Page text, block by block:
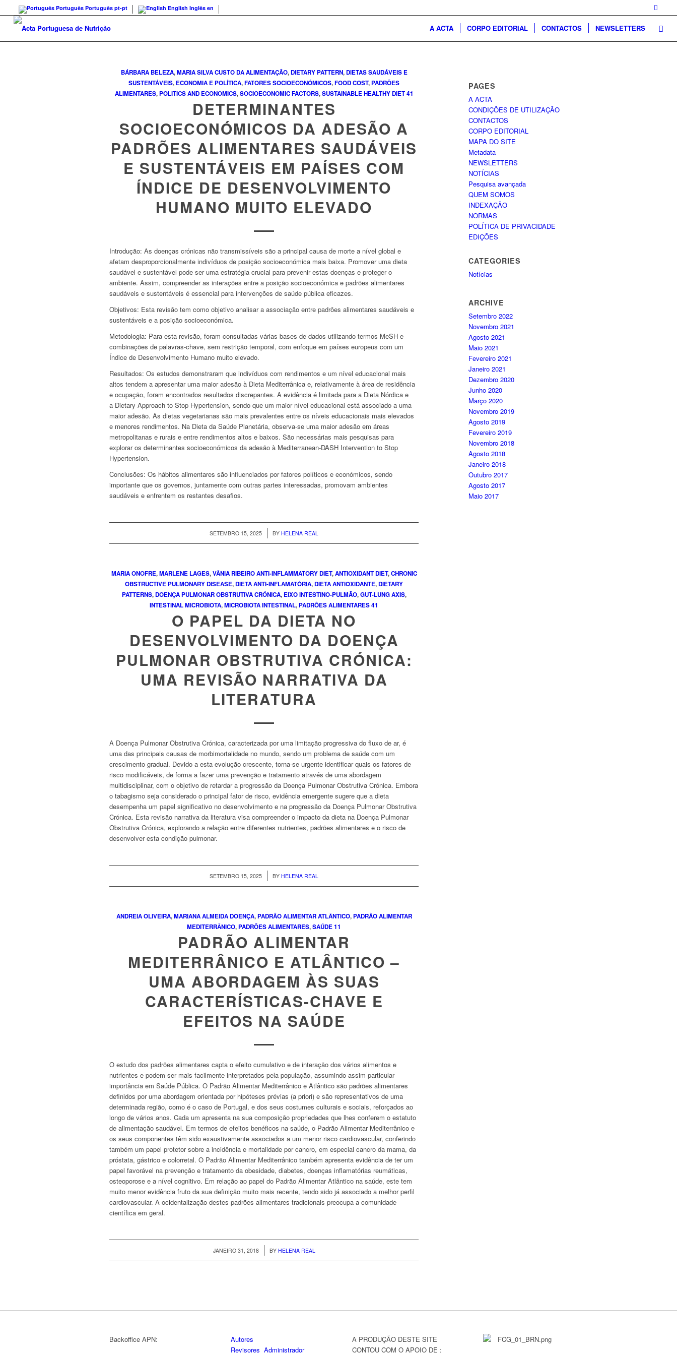
Português Português pt-pt English Inglês en
A ACTA CORPO EDITORIAL CONTACTOS NEWSLETTERS
BÁRBARA BELEZA,MARIA SILVACUSTO DA ALIMENTAÇÃO,DIETARY PATTERN,DIETAS SAUDÁVEIS E
SUSTENTÁVEIS, ECONOMIA E POLÍTICA,FATORES SOCIOECONÓMICOS,FOOD COST,PADRÕES
ALIMENTARES,POLITICS AND ECONOMICS,SOCIOECONOMIC FACTORS,SUSTAINABLE HEALTHY DIET41
DETERMINANTES
SOCIOECONÓMICOS DA ADESÃO A
PADRÕES ALIMENTARES SAUDÁVEIS
E SUSTENTÁVEIS EM PAÍSES COM
ÍNDICE DE DESENVOLVIMENTO
HUMANO MUITO ELEVADO
Introdução: As doenças crónicas não transmissíveis são a principal causa de morte a nível global e
afetam desproporcionalmente indivíduos de posição socioeconómica mais baixa. Promover uma dieta
saudável e sustentável pode ser uma estratégia crucial para prevenir estas doenças e proteger o
ambiente. Assim, compreender as interações entre a posição socioeconómica e padrões alimentares
saudáveis e sustentáveis é essencial para intervenções de saúde pública eficazes.
Objetivos: Esta revisão tem como objetivo analisar a associação entre padrões alimentares saudáveis e
sustentáveis e a posição socioeconómica.
Metodologia: Para esta revisão, foram consultadas várias bases de dados utilizando termos MeSH e
combinações de palavras-chave, sem restrição temporal, com enfoque em países europeus com um
Índice de Desenvolvimento Humano muito elevado.
Resultados: Os estudos demonstraram que indivíduos com rendimentos e um nível educacional mais
altos tendem a apresentar uma maior adesão à Dieta Mediterrânica e, relativamente à área de residência
e ocupação, foram encontrados resultados discrepantes. A evidência é limitada para a Dieta Nórdica e
a Dietary Approach to Stop Hypertension, sendo que um maior nível educacional está associado a uma
maior adesão. As dietas vegetarianas são mais prevalentes entre os níveis educacionais mais elevados
e menores rendimentos. Na Dieta da Saúde Planetária, observa-se uma maior adesão em áreas
metropolitanas e rurais e entre rendimentos altos e baixos. São necessárias mais pesquisas para
explorar os determinantes socioeconómicos da adesão à Mediterranean-DASH Intervention to Stop
Hypertension.
Conclusões: Os hábitos alimentares são influenciados por fatores políticos e económicos, sendo
importante que os governos, juntamente com outras partes interessadas, promovam ambientes
saudáveis e enfrentem os restantes desafios.
SETEMBRO 15, 2025
/ BYHELENA REAL
MARIA ONOFRE,MARLENE LAGES,VÂNIA RIBEIROANTI-INFLAMMATORY DIET,ANTIOXIDANT DIET,CHRONIC
OBSTRUCTIVE PULMONARY DISEASE,DIETA ANTI-INFLAMATÓRIA,DIETA ANTIOXIDANTE,DIETARY
PATTERNS,DOENÇA PULMONAR OBSTRUTIVA CRÓNICA, EIXO INTESTINO-PULMÃO,GUT-LUNG AXIS,
INTESTINAL MICROBIOTA,MICROBIOTA INTESTINAL,PADRÕES ALIMENTARES41
O PAPEL DA DIETA NO
DESENVOLVIMENTO DA DOENÇA
PULMONAR OBSTRUTIVA CRÓNICA:
UMA REVISÃO NARRATIVA DA
LITERATURA
A Doença Pulmonar Obstrutiva Crónica, caracterizada por uma limitação progressiva do fluxo de ar, é
uma das principais causas de morbimortalidade no mundo, sendo um problema de saúde com um
crescimento gradual. Devido a esta evolução crescente, torna-se urgente identificar quais os fatores de
risco modificáveis, de forma a fazer uma prevenção e tratamento através de uma abordagem
multidisciplinar, com o objetivo de retardar a progressão da Doença Pulmonar Obstrutiva Crónica. Embora
o tabagismo seja considerado o principal fator de risco, evidência emergente sugere que a dieta
desempenha um papel significativo no desenvolvimento e na progressão da Doença Pulmonar Obstrutiva
Crónica. Esta revisão narrativa da literatura visa compreender o impacto da dieta na Doença Pulmonar
Obstrutiva Crónica, explorando a relação entre diferentes nutrientes, padrões alimentares e o risco de
desenvolver esta condição pulmonar.
SETEMBRO 15, 2025
/ BYHELENA REAL
ANDREIA OLIVEIRA,MARIANA ALMEIDADOENÇA,PADRÃO ALIMENTAR ATLÂNTICO,PADRÃO ALIMENTAR
MEDITERRÂNICO,PADRÕES ALIMENTARES,SAÚDE11
PADRÃO ALIMENTAR
MEDITERRÂNICO E ATLÂNTICO –
UMA ABORDAGEM ÀS SUAS
CARACTERÍSTICAS-CHAVE E
EFEITOS NA SAÚDE
O estudo dos padrões alimentares capta o efeito cumulativo e de interação dos vários alimentos e
nutrientes e podem ser mais facilmente interpretados pela população, assumindo assim particular
importância em Saúde Pública. O Padrão Alimentar Mediterrânico e Atlântico são padrões alimentares
definidos por uma abordagem orientada por hipóteses prévias (a priori) e são representativos de uma
determinada região, como é o caso de Portugal, e dos seus costumes culturais e sociais, reforçados ao
longo de vários anos. Cada um apresenta na sua composição propriedades que lhes conferem o estatuto
de alimentação saudável. Em termos de efeitos benéficos na saúde, o Padrão Alimentar Mediterrânico e
os seus componentes têm sido exaustivamente associados a um menor risco cardiovascular, conferindo
também um papel protetor sobre a incidência e mortalidade por cancro, em especial cancro da mama, da
próstata, gástrico e colorretal. O Padrão Alimentar Mediterrânico também apresenta evidência de ter um
papel favorável na prevenção e tratamento da obesidade, diabetes, doenças inflamatórias reumáticas,
osteoporose e a nível cognitivo. Em relação ao papel do Padrão Alimentar Atlântico na saúde, este tem
muito menor evidência fruto da sua definição muito mais recente, tendo sido já associado a melhor perfil
cardiovascular. A ocidentalização destes padrões alimentares tradicionais preocupa a comunidade
científica em geral.
JANEIRO 31, 2018
/ BY HELENA REAL
PAGES
A ACTA
CONDIÇÕES DE UTILIZAÇÃO
CONTACTOS
CORPO EDITORIAL
MAPA DO SITE
Metadata
NEWSLETTERS
NOTÍCIAS
Pesquisa avançada
QUEM SOMOS
INDEXAÇÃO
NORMAS
POLÍTICA DE PRIVACIDADE
EDIÇÕES
CATEGORIES
Notícias
ARCHIVE
Setembro 2022
Novembro 2021
Agosto 2021
Maio 2021
Fevereiro 2021
Janeiro 2021
Dezembro 2020
Junho 2020
Março 2020
Novembro 2019
Agosto 2019
Fevereiro 2019
Novembro 2018
Agosto 2018
Janeiro 2018
Outubro 2017
Agosto 2017
Maio 2017
Backoffice APN:
Autores
Revisores Administrador
A PRODUÇÃO DESTE SITE
CONTOU COM O APOIO DE :